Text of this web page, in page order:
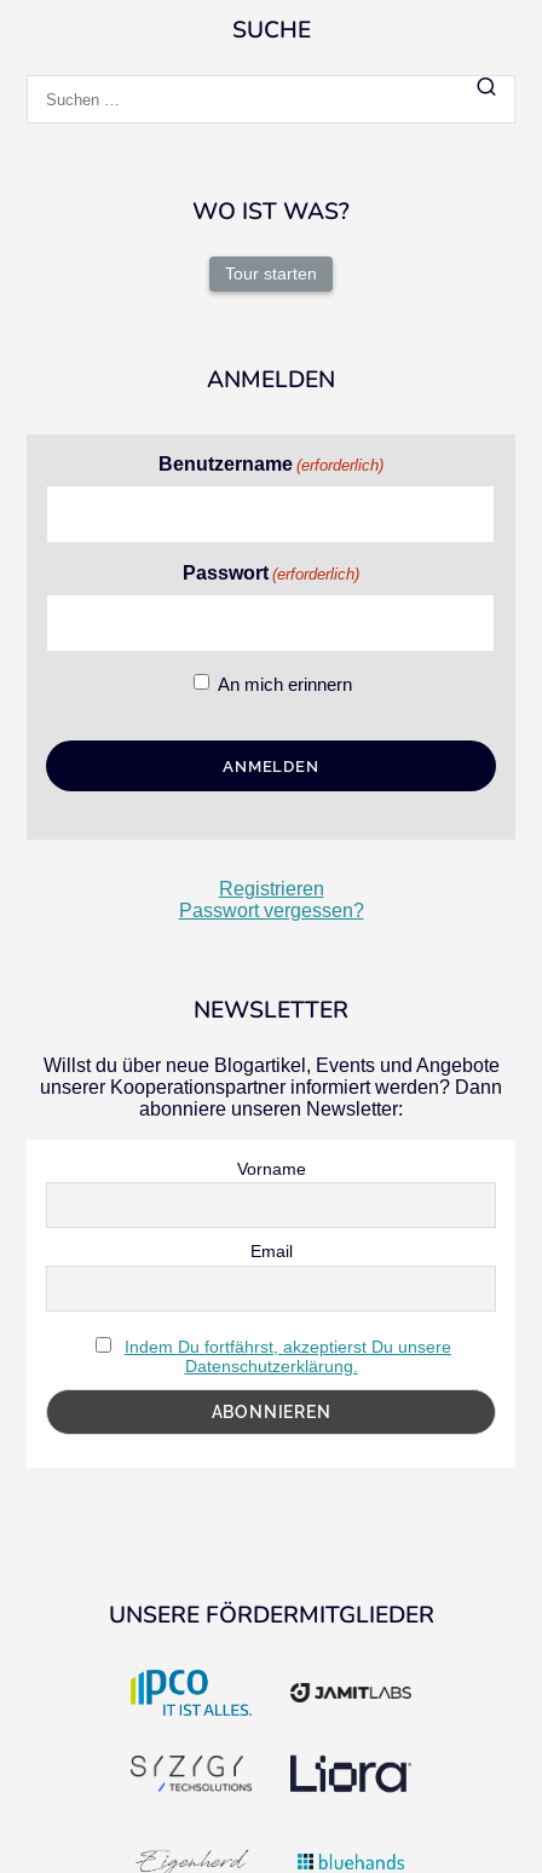
SUCHE
nach:
WO IST WAS?
Tour starten
ANMELDEN
Benutzername (erforderlich)
Passwort (erforderlich)
An mich erinnern
Registrieren
Passwort vergessen?
NEWSLETTER
Willst du über neue Blogartikel, Events und Angebote
unserer Kooperationspartner informiert werden? Dann
abonniere unseren Newsletter:
Vorname
Email
Indem Du fortfährst, akzeptierst Du unsere
Datenschutzerklärung.
UNSERE FÖRDERMITGLIEDER